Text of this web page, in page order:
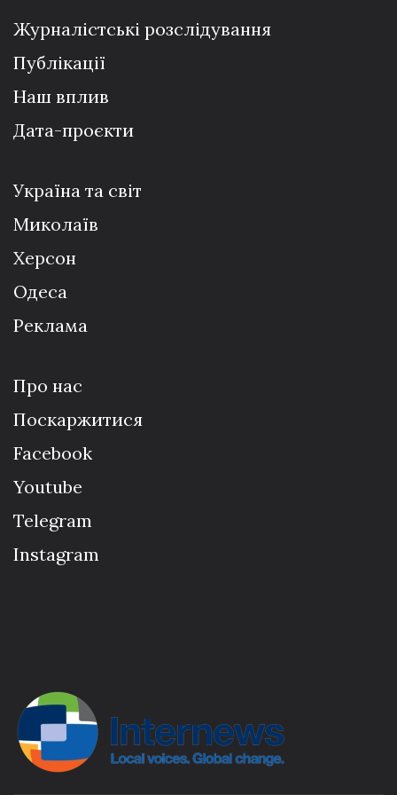
Журналістські розслідування
Публікації
Наш вплив
Дата-проєкти
Україна та світ
Миколаїв
Херсон
Одеса
Реклама
Про нас
Поскаржитися
Facebook
Youtube
Telegram
Instagram